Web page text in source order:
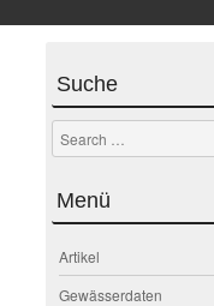
Suche
Search
Menü
Artikel
Gewässerdaten